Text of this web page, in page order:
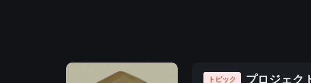
トピック プロジェク